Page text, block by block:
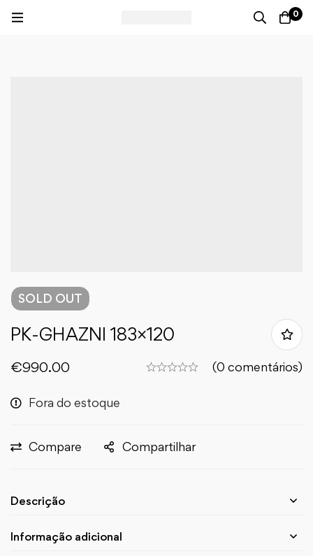
0
SOLD OUT
PK-GHAZNI 183×120
€990.00 (0 comentários)
Fora do estoque
Compare Compartilhar
Descrição
Informação adicional